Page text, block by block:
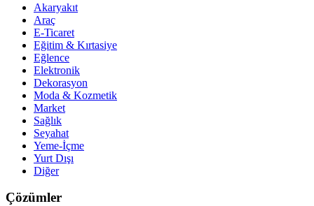
Akaryakıt
Araç
E-Ticaret
Eğitim & Kırtasiye
Eğlence
Elektronik
Dekorasyon
Moda & Kozmetik
Market
Sağlık
Seyahat
Yeme-İçme
Yurt Dışı
Diğer
Çözümler